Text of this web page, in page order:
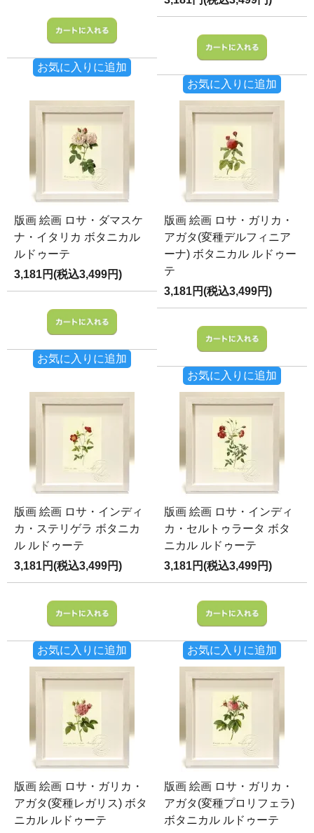
お気に入りに追加
お気に入りに追加
版画 絵画 ロサ・ダマスケ
ナ・イタリカ ボタニカル
ルドゥーテ
3,181円(税込3,499円)
お気に入りに追加
版画 絵画 ロサ・ガリカ・
アガタ(変種デルフィニア
ーナ) ボタニカル ルドゥー
テ
3,181円(税込3,499円)
お気に入りに追加
版画 絵画 ロサ・インディ
カ・ステリゲラ ボタニカ
ル ルドゥーテ
3,181円(税込3,499円)
お気に入りに追加
版画 絵画 ロサ・インディ
カ・セルトゥラータ ボタ
ニカル ルドゥーテ
3,181円(税込3,499円)
お気に入りに追加
版画 絵画 ロサ・ガリカ・
アガタ(変種レガリス) ボタ
ニカル ルドゥーテ
版画 絵画 ロサ・ガリカ・
アガタ(変種プロリフェラ)
ボタニカル ルドゥーテ